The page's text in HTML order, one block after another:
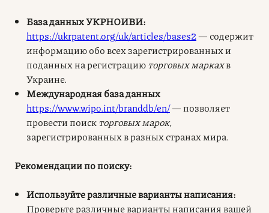
База данных УКРНОИВИ:
https://ukrpatent.org/uk/articles/bases2— содержит
информацию обо всех зарегистрированных и
поданных на регистрацию торговых маркахв
Украине.
Международная база данных
https://www.wipo.int/branddb/en/— позволяет
провести поиск торговых марок,
зарегистрированных в разных странах мира.
Рекомендации по поиску:
Используйте различные варианты написания:
Проверьте различные варианты написания вашей